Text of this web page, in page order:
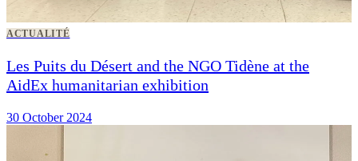
ACTUALITÉ
Les Puits du Désert and the NGO Tidène at the
AidEx humanitarian exhibition
30 October 2024